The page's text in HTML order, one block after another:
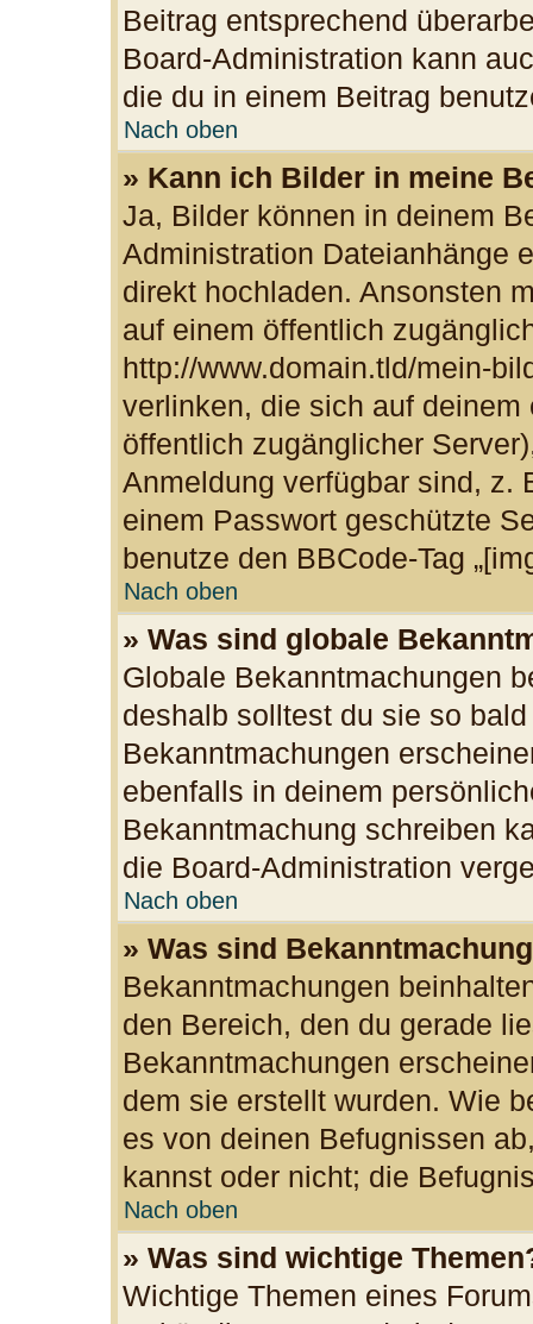
Beitrag entsprechend
Board-Administration kann
die du in einem Beitrag
Nach oben
» Kann ich Bilder in meine
Ja, Bilder können in deinem
Administration Dateianhänge
direkt hochladen. Ansonsten
auf einem öffentlich
http://www.domain.tld/mein-
verlinken, die sich auf
öffentlich zugänglicher
Anmeldung verfügbar sind, z.
einem Passwort geschützte
benutze den BBCode-Tag
Nach oben
» Was sind globale
Globale Bekanntmachungen
deshalb solltest du sie so
Bekanntmachungen
ebenfalls in deinem
Bekanntmachung schreiben
die Board-Administration
Nach oben
» Was sind
Bekanntmachungen
den Bereich, den du gerade
Bekanntmachungen
dem sie erstellt wurden. Wie
es von deinen Befugnissen
kannst oder nicht; die
Nach oben
» Was sind wichtige
Wichtige Themen eines